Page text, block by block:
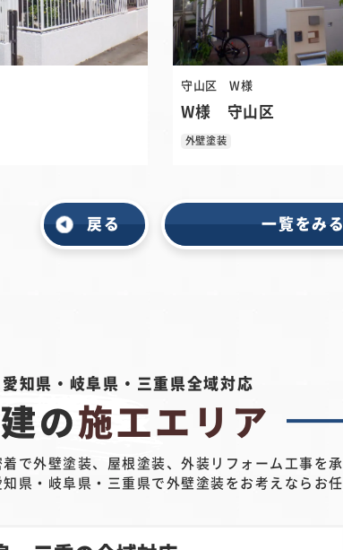
守山区 W様
W様 守山区
外壁塗装
戻る 一覧をみる
知県・岐阜県・三重県全域対応
の施工エリア
で外壁塗装、屋根塗装、外装リフォーム工事を承
県・岐阜県・三重県で外壁塗装をお考えならお任